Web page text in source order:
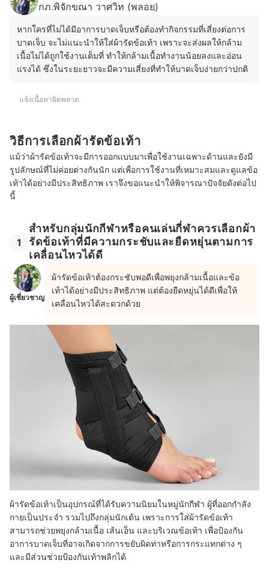
กภ.พิจักขณา วาศวิท (พลอย)
หากใครที่ไม่ได้มีอาการบาดเจ็บหรือต้องทำกิจกรรมที่เสี่ยงต่อการ
บาดเจ็บ จะไม่แนะนำให้ใส่ผ้ารัดข้อเท้า เพราะจะส่งผลให้กล้าม
เนื้อไม่ได้ถูกใช้งานเต็มที่ ทำให้กล้ามเนื้อทำงานน้อยลงและอ่อน
แรงได้ ซึ่งในระยะยาวจะมีความเสี่ยงที่ทำให้บาดเจ็บง่ายกว่าปกติ
แจ้งเนื้อหาผิดพลาด
วิธีการเลือกผ้ารัดข้อเท้า
แม้ว่าผ้ารัดข้อเท้าจะมีการออกแบบมาเพื่อใช้งานเฉพาะด้านและยังมี
รูปลักษณ์ที่ไม่ค่อยต่างกันนัก แต่เพื่อการใช้งานที่เหมาะสมและดูแลข้อ
เท้าได้อย่างมีประสิทธิภาพ เราจึงขอแนะนำให้พิจารณาปัจจัยดังต่อไป
นี้
1
สำหรับกลุ่มนักกีฬาหรือคนเล่นกี่ฬาควรเลือกผ้า
รัดข้อเท้าที่มีความกระชับและยืดหยุ่นตามการ
เคลื่อนไหวได้ดี
ผู้เชี่ยวชาญ
ผ้ารัดข้อเท้าต้องกระชับพอดีเพื่อพยุงกล้ามเนื้อและข้อ
เท้าได้อย่างมีประสิทธิภาพ แต่ต้องยืดหยุ่นได้ดีเพื่อให้
เคลื่อนไหวได้สะดวกด้วย
ผ้ารัดข้อเท้าเป็นอุปกรณ์ที่ได้รับความนิยมในหมู่นักกีฬา ผู้ที่ออกกำลัง
กายเป็นประจำ รวมไปถึงกลุ่มนักเต้น เพราะการใส่ผ้ารัดข้อเท้า
สามารถช่วยพยุงกล้ามเนื้อ เส้นเอ็น และบริเวณข้อเท้า เพื่อป้องกัน
อาการบาดเจ็บที่อาจเกิดจากการขยับผิดท่าหรือการกระแทกต่าง ๆ
และมีส่วนช่วยป้องกันเท้าพลิกได้